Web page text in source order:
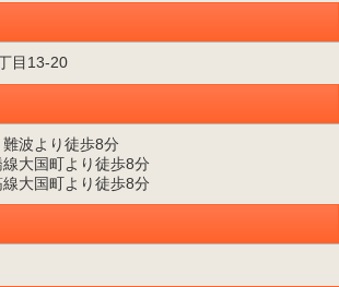
目13-20
難波より徒歩8分
線大国町より徒歩8分
線大国町より徒歩8分